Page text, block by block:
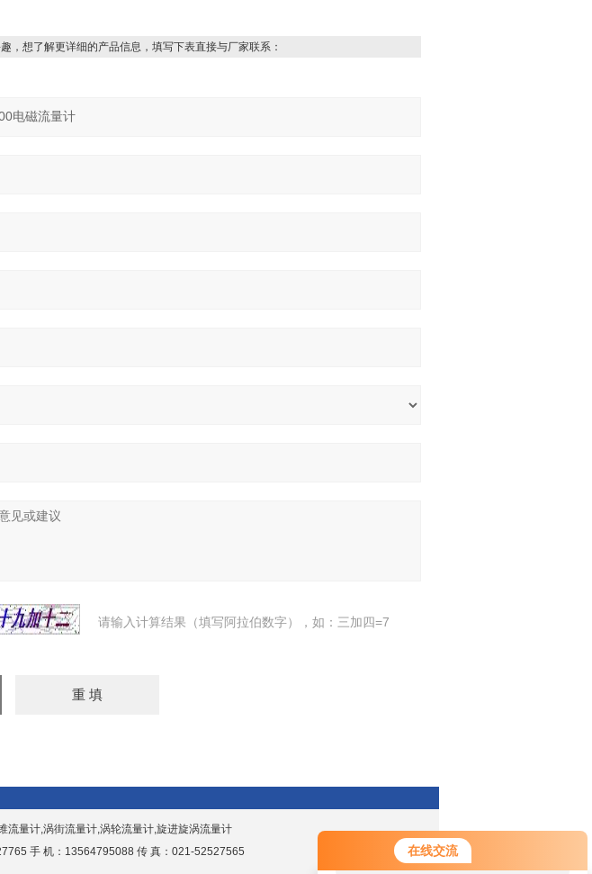
在线交流
您好！欢迎前来咨询，很高兴为您
服务，请问您要咨询什么问题呢？
，想了解更详细的产品信息，填写下表直接与厂家联系：
请输入计算结果（填写阿拉伯数字），如：三加四=7
流量计,涡街流量计,涡轮流量计,旋进旋涡流量计
手 机：13564795088 传 真：021-52527565